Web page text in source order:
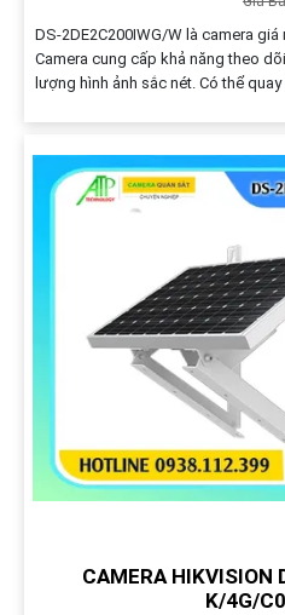
DS-2DE2C200IWG/W là camera
Camera cung cấp khả năng theo
lượng hình ảnh sắc nét. Có thể quay
CAMERA HIKVISION
K/4G/